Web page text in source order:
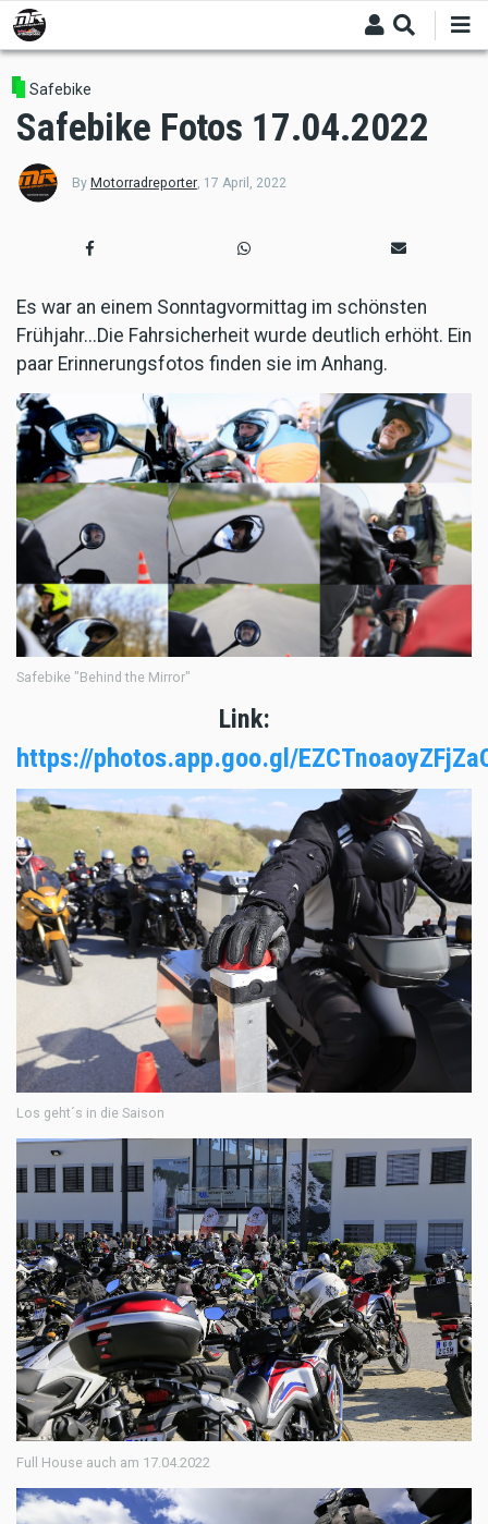
Skip
to
main
content
Safebike
Safebike Fotos 17.04.2022
By Motorradreporter, 17 April, 2022
Es war an einem Sonntagvormittag im schönsten
Frühjahr...Die Fahrsicherheit wurde deutlich erhöht. Ein
paar Erinnerungsfotos finden sie im Anhang.
Safebike "Behind the Mirror"
Link:
https://photos.app.goo.gl/
Los geht´s in die Saison
Full House auch am 17.04.2022